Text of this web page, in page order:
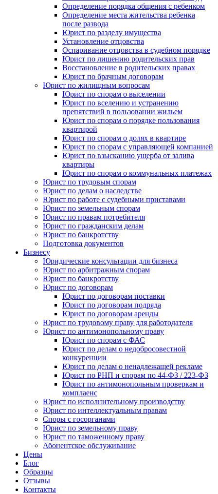
Определение порядка общения с ребенком
Определение места жительства ребенка
после развода
Юрист по разделу имущества
Установление отцовства
Оспаривание отцовства в судебном порядке
Юрист по лишению родительских прав
Восстановление в родительских правах
Юрист по брачным договорам
Юрист по жилищным вопросам
Юрист по спорам о выселении
Юрист по вселению и устранению
препятствий в пользовании жильем
Юрист по спорам о порядке пользования
квартирой
Юрист по спорам о долях в квартире
Юрист по спорам с управляющей компанией
Юрист по взысканию ущерба от залива
квартиры
Юрист по спорам о коммунальных платежах
Юрист по трудовым спорам
Юрист по делам о наследстве
Юрист по работе с судебными приставами
Юрист по земельным спорам
Юрист по правам потребителя
Юрист по гражданским делам
Юрист по банкротству
Подготовка документов
Бизнесу
Юридические консультации для бизнеса
Юрист по арбитражным спорам
Юрист по банкротству
Юрист по договорам
Юрист по договорам поставки
Юрист по договорам подряда
Юрист по договорам аренды
Юрист по трудовому праву для работодателя
Юрист по антимонопольному праву
Юрист по спорам с ФАС
Юрист по делам о недобросовестной
конкуренции
Юрист по делам о ненадлежащей рекламе
Юрист по РНП и спорам по 44-ФЗ / 223-ФЗ
Юрист по антимонопольным проверкам и
комплаенс
Юрист по исполнительному производству
Юрист по интеллектуальным правам
Споры с госорганами
Юрист по земельному праву
Юрист по таможенному праву
Абонентское обслуживание
Цены
Блог
Образцы
Отзывы
Контакты